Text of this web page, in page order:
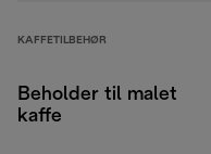
KAFFETILBEHØR
Beholder til malet
kaffe